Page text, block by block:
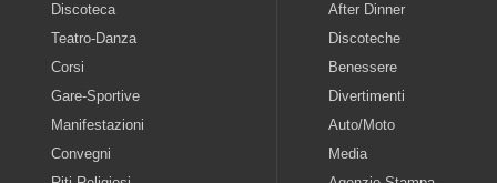
Discoteca
Teatro-Danza
Corsi
Gare-Sportive
Manifestazioni
Convegni
After Dinner
Discoteche
Benessere
Divertimenti
Auto/Moto
Media